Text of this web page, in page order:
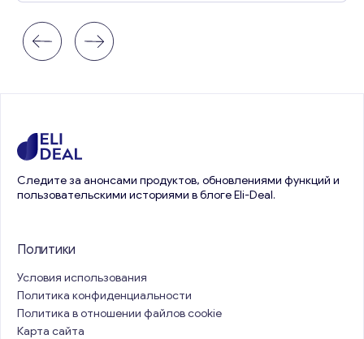
Следите за анонсами продуктов, обновлениями функций и
пользовательскими историями в блоге Eli-Deal.
Политики
Условия использования
Политика конфиденциальности
Политика в отношении файлов cookie
Карта сайта